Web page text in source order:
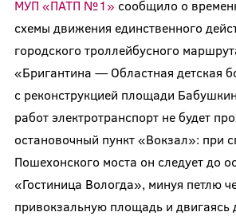
МУП «ПАТП №1» сообщило о
схемы движения единственного
городского троллейбусного
«Бригантина — Областная детская
с реконструкцией площади
работ электротранспорт не будет
остановочный пункт «Вокзал»: при
Пошехонского моста он следует до
«Гостиница Вологда», минуя петлю
привокзальную площадь и двигаясь